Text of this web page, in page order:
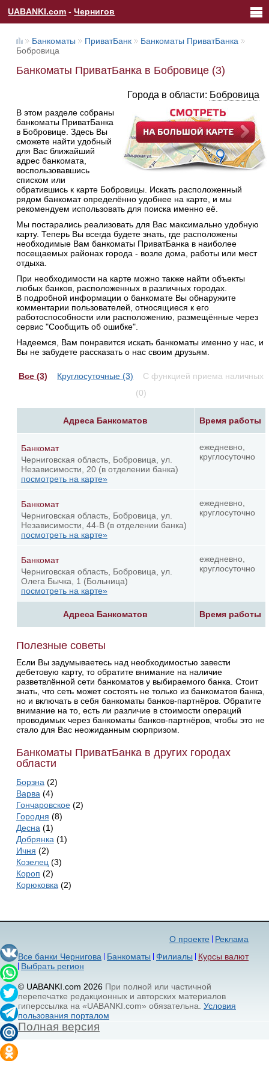
UABANKI.com -Чернигов
Банкоматы ПриватБанк
Банкоматы ПриватБанка
Бобровица
Банкоматы ПриватБанка в Бобровице (3)
Города в области: Бобровица
В этом разделе собраны
банкоматы ПриватБанка
в Бобровице. Здесь Вы
сможете найти удобный
для Вас ближайший
адрес банкомата,
воспользовавшись
списком или
обратившись к карте Бобровицы. Искать расположенный
рядом банкомат определённо удобнее на карте, и мы
рекомендуем использовать для поиска именно её.
Мы постарались реализовать для Вас максимально удобную
карту. Теперь Вы всегда будете знать, где расположены
необходимые Вам банкоматы ПриватБанка в наиболее
посещаемых районах города - возле дома, работы или мест
отдыха.
При необходимости на карте можно также найти объекты
любых банков, расположенных в различных городах.
В подробной информации о банкомате Вы обнаружите
комментарии пользователей, относящиеся к его
работоспособности или расположению, размещённые через
сервис "Сообщить об ошибке".
Надеемся, Вам понравится искать банкоматы именно у нас, и
Вы не забудете рассказать о нас своим друзьям.
Все (3) Круглосуточные (3)
С функцией приема наличных
(0)
Адреса Банкоматов Время работы
Адреса Банкоматов Время работы
Банкомат
Черниговская область, Бобровица, ул.
Независимости, 20 (в отделении банка)
посмотреть на карте»
ежедневно,
круглосуточно
Банкомат
Черниговская область, Бобровица, ул.
Независимости, 44-В (в отделении банка)
посмотреть на карте»
ежедневно,
круглосуточно
Банкомат
Черниговская область, Бобровица, ул.
Олега Бычка, 1 (Больница)
посмотреть на карте»
ежедневно,
круглосуточно
Полезные советы
Если Вы задумываетесь над необходимостью завести
дебетовую карту, то обратите внимание на наличие
разветвлённой сети банкоматов у выбираемого банка. Стоит
знать, что сеть может состоять не только из банкоматов банка,
но и включать в себя банкоматы банков-партнёров. Обратите
внимание на то, есть ли различие в стоимости операций
проводимых через банкоматы банков-партнёров, чтобы это не
стало для Вас неожиданным сюрпризом.
Банкоматы ПриватБанка в других городах
области
Борзна (2)
Варва (4)
Гончаровское(2)
Городня (8)
Десна (1)
Добрянка (1)
Ичня (2)
Козелец (3)
Короп (2)
Корюковка (2)
Реклама
О проекте
Все банки Чернигова
Банкоматы Филиалы
Курсы валют
Выбрать регион
© UABANKI.com 2026 При полной или частичной
перепечатке редакционных и авторских материалов
гиперссылка на «UABANKI.com» обязательна. Условия
пользования порталом
Полная версия